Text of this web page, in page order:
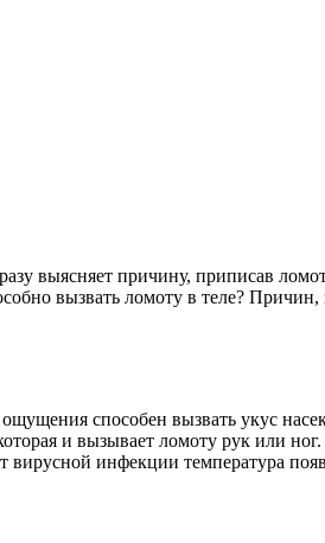
выясняет причину, приписав
вызвать ломоту в теле?
способен вызвать укус
и вызывает ломоту рук или
вирусной инфекции температура